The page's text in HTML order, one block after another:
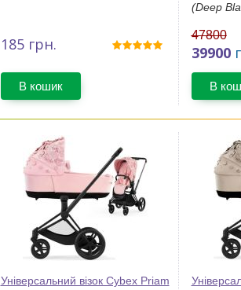
185грн.
В кошик
(Deep
47800
39900
В
Універсальний візок Cybex Priam